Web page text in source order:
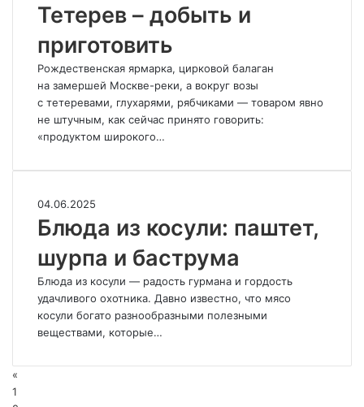
–
добыть
и
приготовить
Тетерев – добыть и
приготовить
Рождественская ярмарка, цирковой балаган
на замершей Москве-реки, а вокруг возы
с тетеревами, глухарями, рябчиками — товаром явно
не штучным, как сейчас принято говорить:
«продуктом широкого…
Блюда
из
косули:
паштет,
шурпа
и
баструма
04.06.2025
Блюда из косули: паштет,
шурпа и баструма
Блюда из косули — радость гурмана и гордость
удачливого охотника. Давно известно, что мясо
косули богато разнообразными полезными
веществами, которые…
«
1